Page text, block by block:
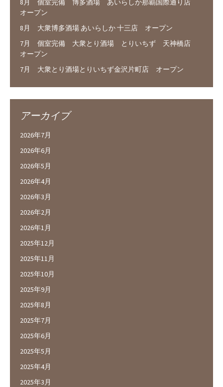
8月 個室完備 博多酒場 あいらしか那覇国際通り店
オープン
8月 大衆博多酒場 あいらしか 十三店 オープン
7月 個室完備 大衆とり酒場 とりいちず 天神橋店
オープン
7月 大衆とり酒場とりいちず金沢片町店 オープン
アーカイブ
2026年7月
2026年6月
2026年5月
2026年4月
2026年3月
2026年2月
2026年1月
2025年12月
2025年11月
2025年10月
2025年9月
2025年8月
2025年7月
2025年6月
2025年5月
2025年4月
2025年3月